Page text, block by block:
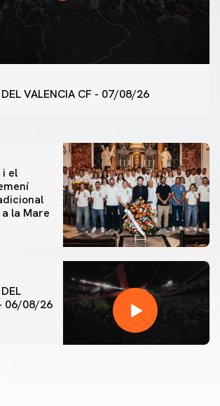
DEL VALENCIA CF - 07/08/26
DEL VALENCIA CF 7/8/2026
i el
la Mare
06/08/26
DEL VALENCIA CF 6/8/2026